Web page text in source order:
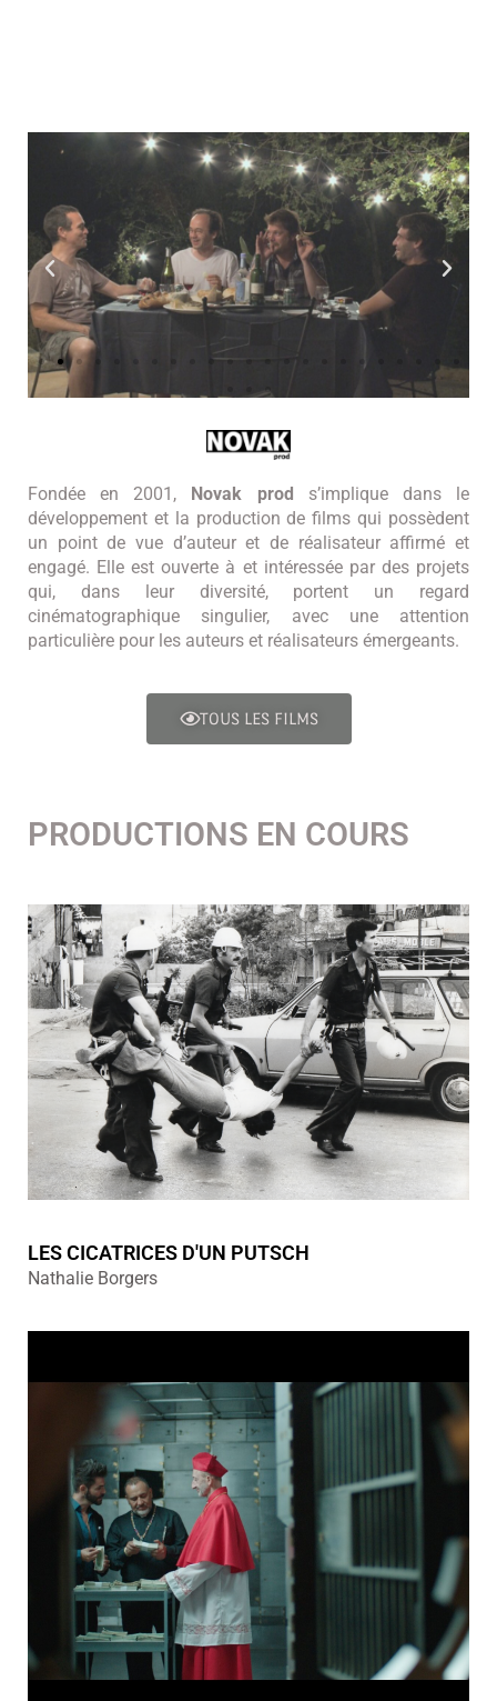
Fondée en 2001, Novak prod s’implique dans le
développement et la production de films qui possèdent
un point de vue d’auteur et de réalisateur affirmé et
engagé. Elle est ouverte à et intéressée par des projets
qui, dans leur diversité, portent un regard
cinématographique singulier, avec une attention
particulière pour les auteurs et réalisateurs émergeants.
TOUS LES FILMS
PRODUCTIONS EN COURS
LES CICATRICES D'UN PUTSCH
Nathalie Borgers